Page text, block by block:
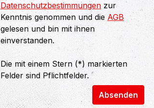
Datenschutzbestimmungen zur
Kenntnis genommen und die AGB
gelesen und bin mit ihnen
einverstanden.
Die mit einem Stern (*) markierten
Felder sind Pflichtfelder.
Absenden